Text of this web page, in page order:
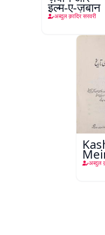
इल्म-ए-ज़बान
अब्दुल क़ादिर सरवरी
अब्दुल